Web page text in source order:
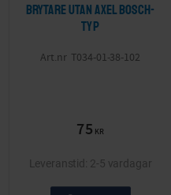
Brytare utan axel Bosch-
typ
T034-01-38-102
75 KR
2-5 vardagar